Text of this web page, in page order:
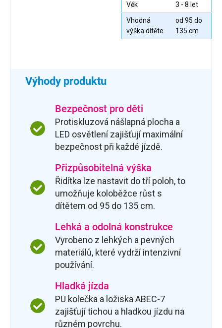
Věk
3 - 8 let
Vhodná
výška dítěte
od 95 do
135 cm
Výhody produktu
Bezpečnost pro děti
Protiskluzová nášlapná plocha a
LED osvětlení zajišťují maximální
bezpečnost při každé jízdě.
Přizpůsobitelná výška
Řidítka lze nastavit do tří poloh, to
umožňuje koloběžce růst s
dítětem od 95 do 135 cm.
Lehká a odolná konstrukce
Vyrobeno z lehkých a pevných
materiálů, které vydrží intenzivní
používání.
Hladká jízda
PU kolečka a ložiska ABEC-7
zajišťují tichou a hladkou jízdu na
různém povrchu.